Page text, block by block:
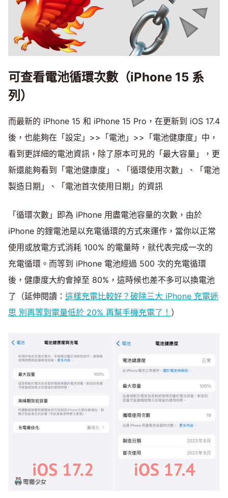
可查看電池循環次數（iPhone 15 系
列）
而最新的 iPhone 15 和 iPhone 15 Pro，在更新到 iOS 17.4
後，也能夠在「設定」>>「電池」>>「電池健康度」中，
看到更詳細的電池資訊，除了原本可見的「最大容量」，更
新還能夠看到「電池健康度」、「循環使用次數」、「電池
製造日期」、「電池首次使用日期」的資訊
「循環次數」即為 iPhone 用盡電池容量的次數，由於
iPhone 的鋰電池是以充電循環的方式來運作，當你以正常
使用或放電方式消耗 100% 的電量時，就代表完成一次的
充電循環。而等到 iPhone 電池經過 500 次的充電循環
後，健康度大約會掉至 80%，這時候也差不多可以換電池
了（延伸閱讀： 這樣充電比較好？破除三大 iPhone 充電迷
思 別再等到電量低於 20% 再幫手機充電了！ ）